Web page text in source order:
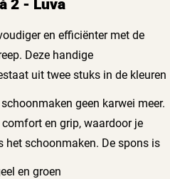
2 - Luva
en efficiënter met de
Deze handige
uit twee stuks in de kleuren
geen karwei meer.
en grip, waardoor je
het schoonmaken. De spons is
en groen